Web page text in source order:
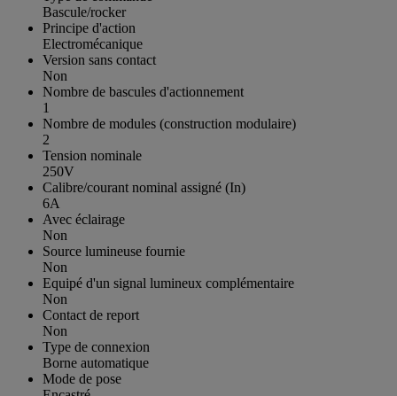
Bascule/rocker
Principe d'action
Electromécanique
Version sans contact
Non
Nombre de bascules d'actionnement
1
Nombre de modules (construction modulaire)
2
Tension nominale
250V
Calibre/courant nominal assigné (In)
6A
Avec éclairage
Non
Source lumineuse fournie
Non
Equipé d'un signal lumineux complémentaire
Non
Contact de report
Non
Type de connexion
Borne automatique
Mode de pose